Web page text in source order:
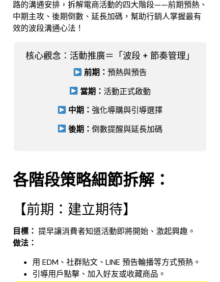
路的溝通安排，拆解電商活動的四大階段——前期預熱、
中期主攻、後期倒數、延長加碼，幫助行銷人掌握最有
效的波段溝通心法！
核心觀念：活動推廣＝「波段 + 節奏管理」
前期：預熱與預告
當期：活動正式啟動
中期：強化導購與引導選擇
後期：倒數提醒與延長加碼
各階段策略細節拆解：
【前期：建立期待】
目標： 提早讓消費者知道活動即將開始、激起興趣。
做法：
用 EDM、社群貼文、LINE 預告輪播等方式預熱。
引導用戶點擊、加入好友或收藏商品。